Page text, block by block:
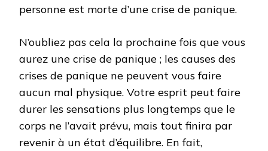
personne est morte d’une crise de panique.
N’oubliez pas cela la prochaine fois que vous
aurez une crise de panique ; les causes des
crises de panique ne peuvent vous faire
aucun mal physique. Votre esprit peut faire
durer les sensations plus longtemps que le
corps ne l’avait prévu, mais tout finira par
revenir à un état d’équilibre. En fait,